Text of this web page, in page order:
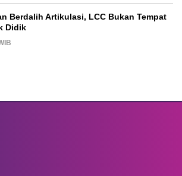
Berdalih Artikulasi, LCC Bukan Tempat
Didik